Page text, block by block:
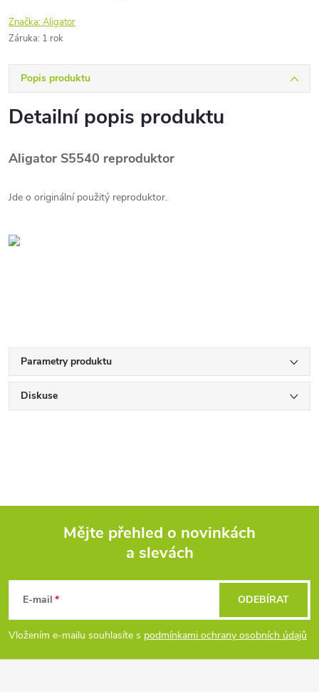
Značka:Aligator
Záruka: 1 rok
Popis produktu
Detailní popis produktu
Aligator S5540 reproduktor
Jde o originální použitý reproduktor.
Parametry produktu
Diskuse
p
a
Mějte přehled o novinkách
a slevách
E-mail
Vložením e-mailu souhlasíte s podmínkami ochrany osobních údajů
ODEBÍRAT